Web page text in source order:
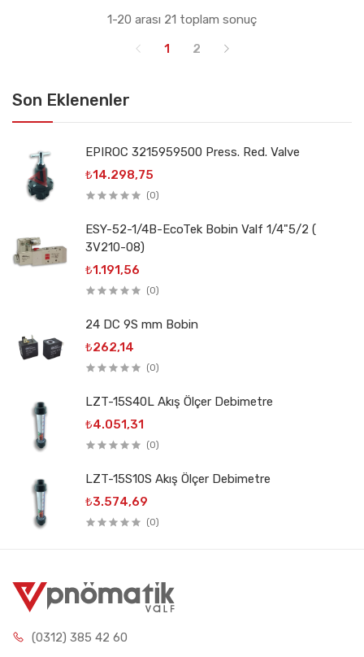
Son Eklenenler
EPIROC 3215959500 Press. Red. Valve
₺14.298,75
(0)
ESY-52-1/4B-EcoTek Bobin Valf 1/4"5/2 (
3V210-08)
₺1.191,56
(0)
24 DC 9S mm Bobin
₺262,14
(0)
LZT-15S40L Akış Ölçer Debimetre
₺4.051,31
(0)
LZT-15S10S Akış Ölçer Debimetre
₺3.574,69
(0)
1-20 arası 21 toplam sonuç
1
2
(0312) 385 42 60